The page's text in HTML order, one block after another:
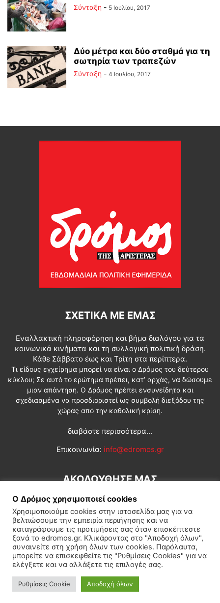
Σύνταξη - 5 Ιουλίου, 2017
Δύο μέτρα και δύο σταθμά για τη
σωτηρία των τραπεζών
Σύνταξη - 4 Ιουλίου, 2017
ΣΧΕΤΙΚΆ ΜΕ ΕΜΆΣ
Εναλλακτική πληροφόρηση και βήμα διαλόγου για τα
κοινωνικά κινήματα και τη συλλογική πολιτική δράση.
Κάθε Σάββατο έως και Τρίτη στα περίπτερα.
Τι είδους εγχείρημα μπορεί να είναι ο Δρόμος του δεύτερου
κύκλου; Σε αυτό το ερώτημα πρέπει, κατ’ αρχάς, να δώσουμε
μιαν απάντηση. Ο Δρόμος πρέπει ενσυνείδητα και
σχεδιασμένα να προσδιοριστεί ως συμβολή διεξόδου της
χώρας από την καθολική κρίση.
διαβάστε περισσότερα...
Επικοινωνία: info@edromos.gr
ΑΚΟΛΟΥΘΗΣΕ ΜΑΣ
Εγγραφή συνδρομητή Πολιτική Διεθνή Κοινωνία
Πολιτισμός Αφιερώματα
© Δρόμος της Αριστεράς
Ο Δρόμος χρησιμοποιεί cookies
Χρησιμοποιούμε cookies στην ιστοσελίδα μας για να
βελτιώσουμε την εμπειρία περιήγησης και να
καταγράφουμε τις προτιμήσεις σας όταν επισκέπτεστε
ξανά το edromos.gr. Κλικάροντας στο "Αποδοχή όλων",
συναινείτε στη χρήση όλων των cookies. Παρόλαυτα,
μπορείτε να επισκεφθείτε τις "Ρυθμίσεις Cookies" για να
ελέγξετε και να αλλάξετε τις επιλογές σας.
Ρυθμίσεις Cookie Αποδοχή όλων